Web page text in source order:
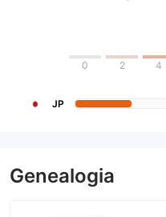
0 2 4
JP
Genealogia